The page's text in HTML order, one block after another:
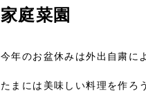
家庭菜園
今年のお盆休みは外出自粛に
たまには美味しい料理を作ろ